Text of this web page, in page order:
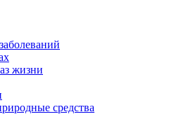
жизни
средства